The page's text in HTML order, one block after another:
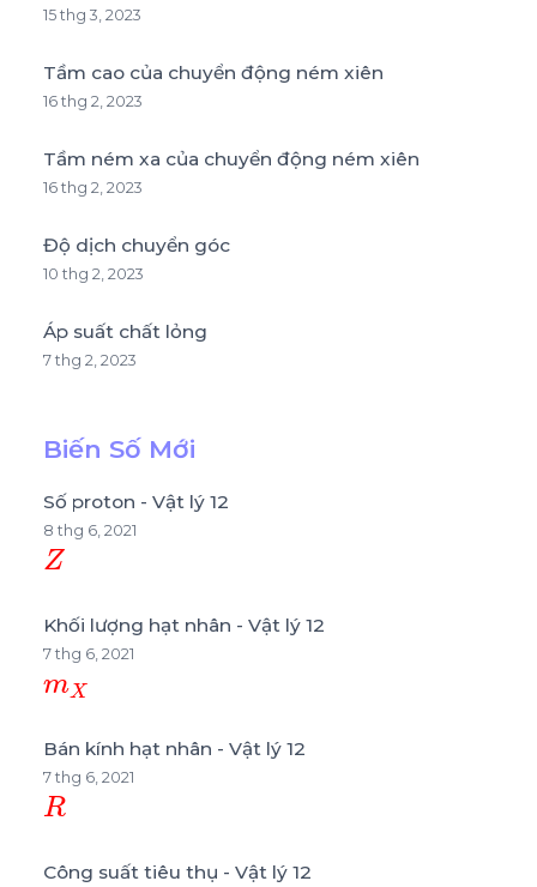
15 thg 3, 2023
Tầm cao của chuyển động ném xiên
16 thg 2, 2023
Tầm ném xa của chuyển động ném xiên
16 thg 2, 2023
Độ dịch chuyển góc
10 thg 2, 2023
Áp suất chất lỏng
7 thg 2, 2023
Biến Số Mới
Số proton - Vật lý 12
8 thg 6, 2021
Z
Khối lượng hạt nhân - Vật lý 12
7 thg 6, 2021
mX
Bán kính hạt nhân - Vật lý 12
7 thg 6, 2021
R
Công suất tiêu thụ - Vật lý 12